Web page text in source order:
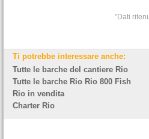
"Dati
Ti potrebbe interessare anche:
Tutte le barche del cantiere Rio
Tutte le barche Rio Rio 800 Fish
Rio in vendita
Charter Rio